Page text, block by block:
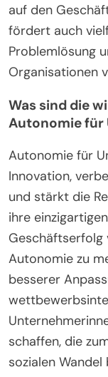
auf den
fördert auch
Problemlösung
Organisationen
Was sind die
Autonomie für
Autonomie für
Innovation,
und stärkt die
ihre
Autonomie zu
besserer
schaffen, die
sozialen Wandel